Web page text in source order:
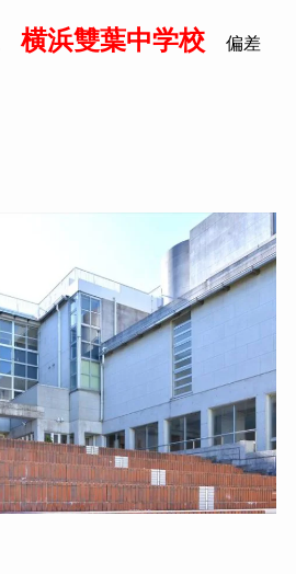
横浜雙葉中学校 偏差